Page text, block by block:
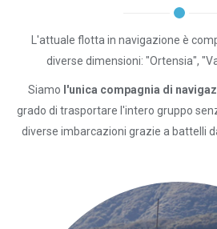
L'attuale flotta in navigazione è
diverse dimensioni: "Ortensia",
Siamo l'unica compagnia di
grado di trasportare l'intero gruppo
diverse imbarcazioni grazie a battelli